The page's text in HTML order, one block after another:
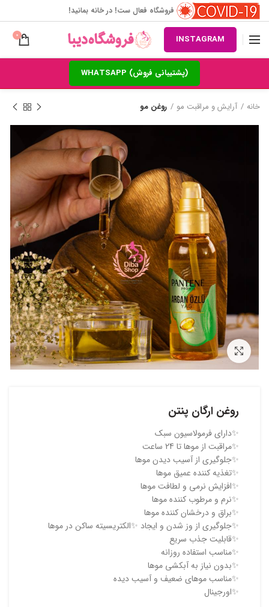
فروشگاه فعال ست! در خانه بمانید!
INSTAGRAM
0
(پشتیبانی فروش) WHATSAPP
خانه آرایش و مراقبت مو روغن مو
بزرگنمایی تصویر
روغن ارگان پنتن
✨دارای فرمولاسیون سبک
✨مراقبت از موها تا 24 ساعت
✨جلوگیری از آسیب دیدن موها
✨تغذیه کننده عمیق موها
✨افزایش نرمی و لطافت موها
✨نرم و مرطوب کننده موها
✨براق و درخشان کننده موها
✨جلوگیری از وز شدن و ایجاد ✨الکتریسیته ساکن در موها
✨قابلیت جذب سریع
✨مناسب استفاده روزانه
✨بدون نیاز به آبکشی موها
✨مناسب موهای ضعیف و آسیب دیده
✨اورجینال